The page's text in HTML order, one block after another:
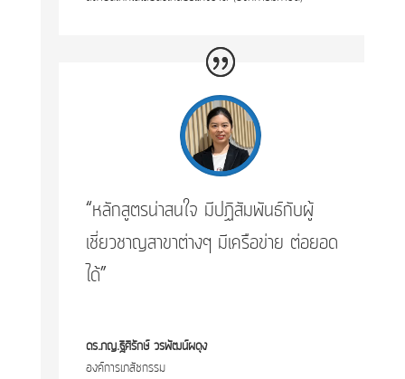
“หลักสูตรน่าสนใจ มีปฏิสัมพันธ์กับผู้
เชี่ยวชาญสาขาต่างๆ มีเครือข่าย ต่อยอด
ได้”
ดร.ภญ.ฐิศิรักษ์ วรพัฒน์ผดุง
องค์การเภสัชกรรม